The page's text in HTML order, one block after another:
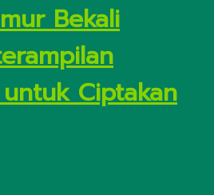
Bekali
Ciptakan